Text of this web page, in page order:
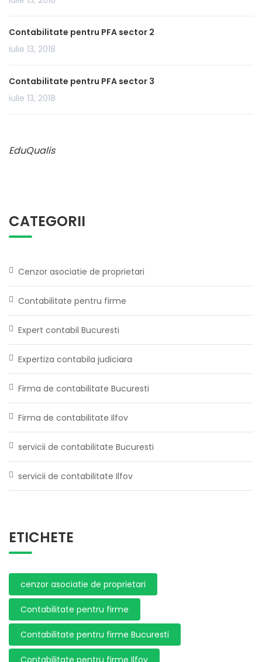
Contabilitate pentru PFA sector 2
iulie 13, 2018
Contabilitate pentru PFA sector 3
iulie 13, 2018
EduQualis
CATEGORII
Cenzor asociatie de proprietari
Contabilitate pentru firme
Expert contabil Bucuresti
Expertiza contabila judiciara
Firma de contabilitate Bucuresti
Firma de contabilitate Ilfov
servicii de contabilitate Bucuresti
servicii de contabilitate Ilfov
ETICHETE
cenzor asociatie de proprietari
Contabilitate pentru firme
Contabilitate pentru firme Bucuresti
Contabilitate pentru firme Ilfov